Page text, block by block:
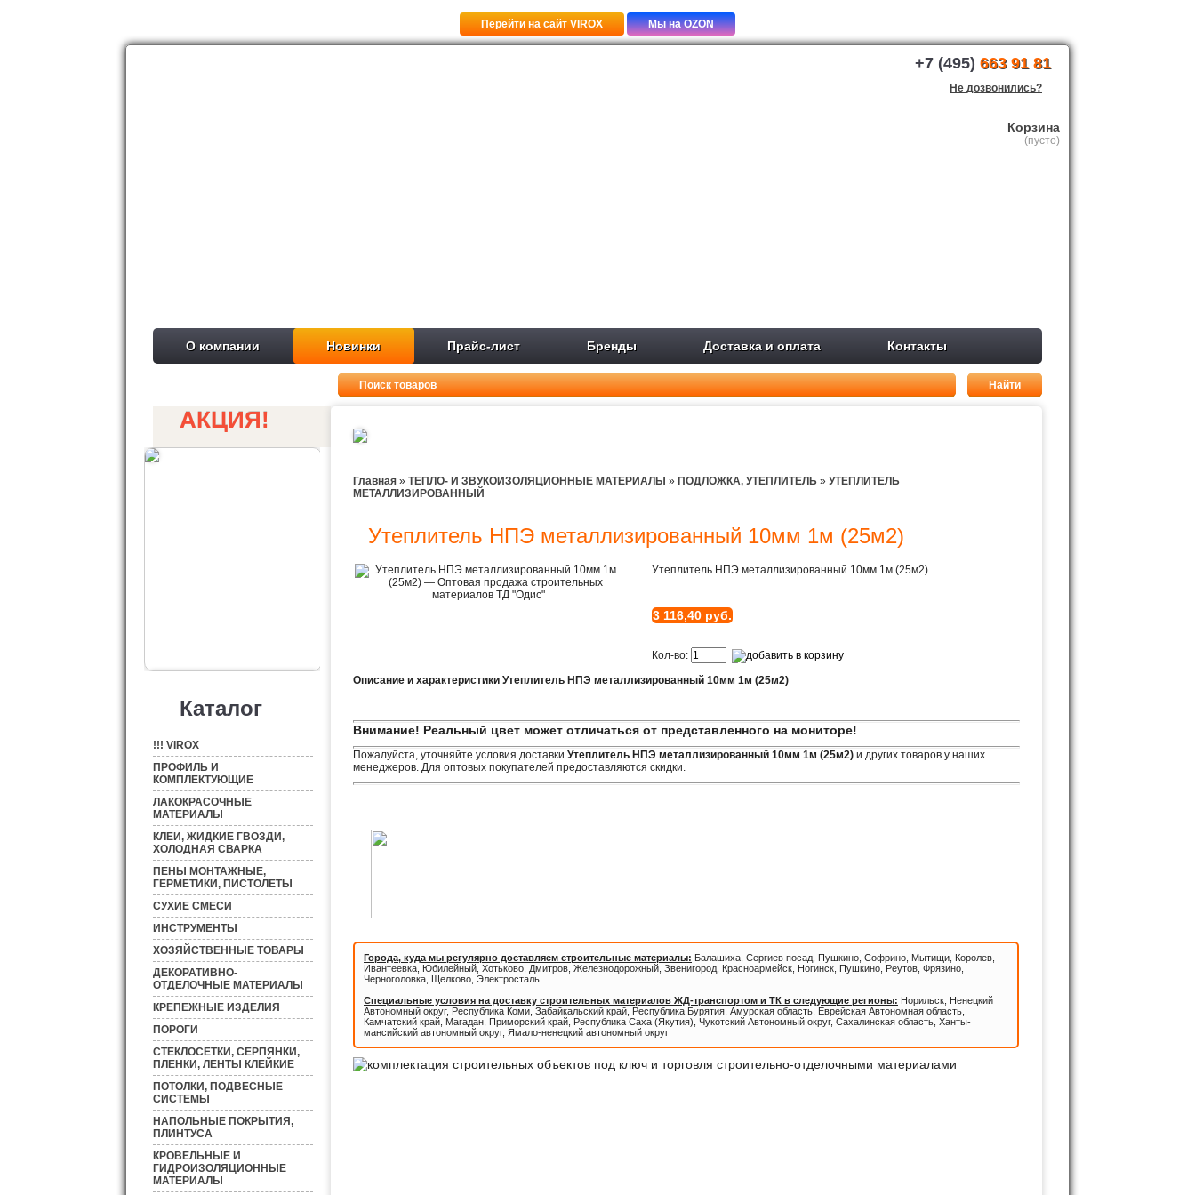
Перейти на сайт VIROX Мы на OZON
+7 (495) 663 91 81
Не дозвонились?
Корзина
(пусто)
О компании Новинки Прайс-лист Бренды Доставка и оплата Контакты
АКЦИЯ!
Каталог
!!! VIROX
ПРОФИЛЬ И
КОМПЛЕКТУЮЩИЕ
ЛАКОКРАСОЧНЫЕ
МАТЕРИАЛЫ
КЛЕИ, ЖИДКИЕ ГВОЗДИ,
ХОЛОДНАЯ СВАРКА
ПЕНЫ МОНТАЖНЫЕ,
ГЕРМЕТИКИ, ПИСТОЛЕТЫ
СУХИЕ СМЕСИ
ИНСТРУМЕНТЫ
ХОЗЯЙСТВЕННЫЕ ТОВАРЫ
ДЕКОРАТИВНО-
ОТДЕЛОЧНЫЕ МАТЕРИАЛЫ
КРЕПЕЖНЫЕ ИЗДЕЛИЯ
ПОРОГИ
СТЕКЛОСЕТКИ, СЕРПЯНКИ,
ПЛЕНКИ, ЛЕНТЫ КЛЕЙКИЕ
ПОТОЛКИ, ПОДВЕСНЫЕ
СИСТЕМЫ
НАПОЛЬНЫЕ ПОКРЫТИЯ,
ПЛИНТУСА
КРОВЕЛЬНЫЕ И
ГИДРОИЗОЛЯЦИОННЫЕ
МАТЕРИАЛЫ
Главная » ТЕПЛО- И ЗВУКОИЗОЛЯЦИОННЫЕ МАТЕРИАЛЫ » ПОДЛОЖКА, УТЕПЛИТЕЛЬ » УТЕПЛИТЕЛЬ
МЕТАЛЛИЗИРОВАННЫЙ
Утеплитель НПЭ металлизированный 10мм 1м (25м2)
Утеплитель НПЭ металлизированный 10мм 1м (25м2)
3 116,40 руб.
Кол-во:
Описание и характеристики Утеплитель НПЭ металлизированный 10мм 1м (25м2)
Внимание! Реальный цвет может отличаться от представленного на мониторе!
Пожалуйста, уточняйте условия доставки Утеплитель НПЭ металлизированный 10мм 1м (25м2) и других товаров у наших
менеджеров. Для оптовых покупателей предоставляются скидки.
Города, куда мы регулярно доставляем строительные материалы: Балашиха, Сергиев посад, Пушкино, Софрино, Мытищи, Королев,
Ивантеевка, Юбилейный, Хотьково, Дмитров, Железнодорожный, Звенигород, Красноармейск, Ногинск, Пушкино, Реутов, Фрязино,
Черноголовка, Щелково, Электросталь.
Специальные условия на доставку строительных материалов ЖД-транспортом и ТК в следующие регионы: Норильск, Ненецкий
Автономный округ, Республика Коми, Забайкальский край, Республика Бурятия, Амурская область, Еврейская Автономная область,
Камчатский край, Магадан, Приморский край, Республика Саха (Якутия), Чукотский Автономный округ, Сахалинская область, Ханты-
мансийский автономный округ, Ямало-ненецкий автономный округ